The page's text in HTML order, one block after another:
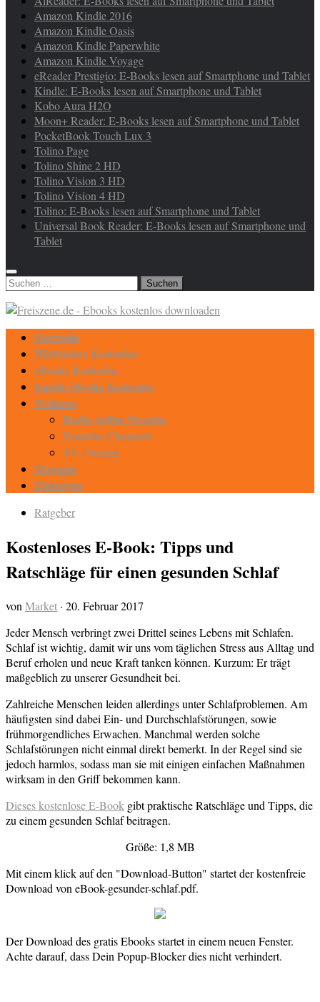
Amazon Kindle 2016
Amazon Kindle Oasis
Amazon Kindle Paperwhite
Amazon Kindle Voyage
eReader Prestigio: E-Books lesen auf Smartphone und Tablet
Kindle: E-Books lesen auf Smartphone und Tablet
Kobo Aura H2O
Moon+ Reader: E-Books lesen auf Smartphone und Tablet
PocketBook Touch Lux 3
Tolino Page
Tolino Shine 2 HD
Tolino Vision 3 HD
Tolino Vision 4 HD
Tolino: E-Books lesen auf Smartphone und Tablet
Universal Book Reader: E-Books lesen auf Smartphone und
Tablet
Suchen
Startseite
Hörbücher Kostenlos
eBooks Kostenlos
Kindle eBooks Kostenlos
Weiteres
Radio online Streams
Youtube Channels
TV / Serien
Magazin
Eintragen
Ratgeber
Kostenloses E-Book: Tipps und
Ratschläge für einen gesunden Schlaf
von Market · 20. Februar 2017
Jeder Mensch verbringt zwei Drittel seines Lebens mit Schlafen.
Schlaf ist wichtig, damit wir uns vom täglichen Stress aus Alltag und
Beruf erholen und neue Kraft tanken können. Kurzum: Er trägt
maßgeblich zu unserer Gesundheit bei.
Zahlreiche Menschen leiden allerdings unter Schlafproblemen. Am
häufigsten sind dabei Ein- und Durchschlafstörungen, sowie
frühmorgendliches Erwachen. Manchmal werden solche
Schlafstörungen nicht einmal direkt bemerkt. In der Regel sind sie
jedoch harmlos, sodass man sie mit einigen einfachen Maßnahmen
wirksam in den Griff bekommen kann.
Dieses kostenlose E-Book gibt praktische Ratschläge und Tipps, die
zu einem gesunden Schlaf beitragen.
Größe: 1,8 MB
Mit einem klick auf den "Download-Button" startet der kostenfreie
Download von eBook-gesunder-schlaf.pdf.
Der Download des gratis Ebooks startet in einem neuen Fenster.
Achte darauf, dass Dein Popup-Blocker dies nicht verhindert.